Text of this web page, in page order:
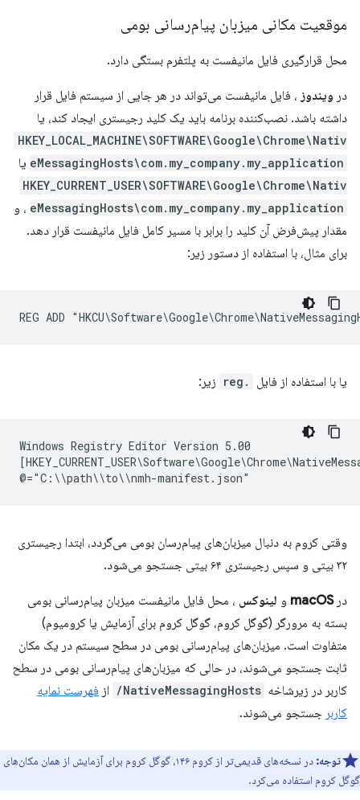
موقعیت مکانی میزبان پیام‌رسانی بومی
محل قرارگیری فایل مانیفست به پلتفرم بستگی دارد.
در ویندوز ، فایل مانیفست می‌تواند در هر جایی از سیستم فایل قرار
داشته باشد. نصب‌کننده برنامه باید یک کلید رجیستری ایجاد کند، یا
HKEY_LOCAL_MACHINE\SOFTWARE\Google\Chrome\Nativ
eMessagingHosts\com.my_company.my_application یا
HKEY_CURRENT_USER\SOFTWARE\Google\Chrome\Nativ
eMessagingHosts\com.my_company.my_application ، و
مقدار پیش‌فرض آن کلید را برابر با مسیر کامل فایل مانیفست قرار دهد.
برای مثال، با استفاده از دستور زیر:
یا با استفاده از فایل .reg زیر:
Windows Registry Editor Version 5.00
وقتی کروم به دنبال میزبان‌های پیام‌رسان بومی می‌گردد، ابتدا رجیستری
۳۲ بیتی و سپس رجیستری ۶۴ بیتی جستجو می‌شود.
درmacOS و لینوکس ، محل فایل مانیفست میزبان پیام‌رسانی بومی
بسته به مرورگر (گوگل کروم، گوگل کروم برای آزمایش یا کرومیوم)
متفاوت است. میزبان‌های پیام‌رسانی بومی در سطح سیستم در یک مکان
ثابت جستجو می‌شوند، در حالی که میزبان‌های پیام‌رسانی بومی در سطح
کاربر در زیرشاخه NativeMessagingHosts/ از فهرست نمایه
کاربر جستجو می‌شوند.
توجه:
در نسخه‌های قدیمی‌تر از کروم ۱۴۶، گوگل کروم برای آزمایش از همان مکان‌های
گوگل کروم استفاده می‌کرد.